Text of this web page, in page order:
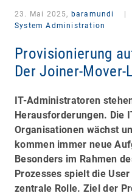
23. Mai 2025, baramundi
System Administration
Provisionierung
Der Joiner-Mover-
IT-Administratoren
Herausforderungen. Die
Organisationen wächst
kommen immer neue
Besonders im Rahmen
Prozesses spielt die
zentrale Rolle. Ziel der